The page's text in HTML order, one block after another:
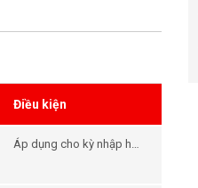
Điều kiện
Áp dụng cho kỳ nhập học